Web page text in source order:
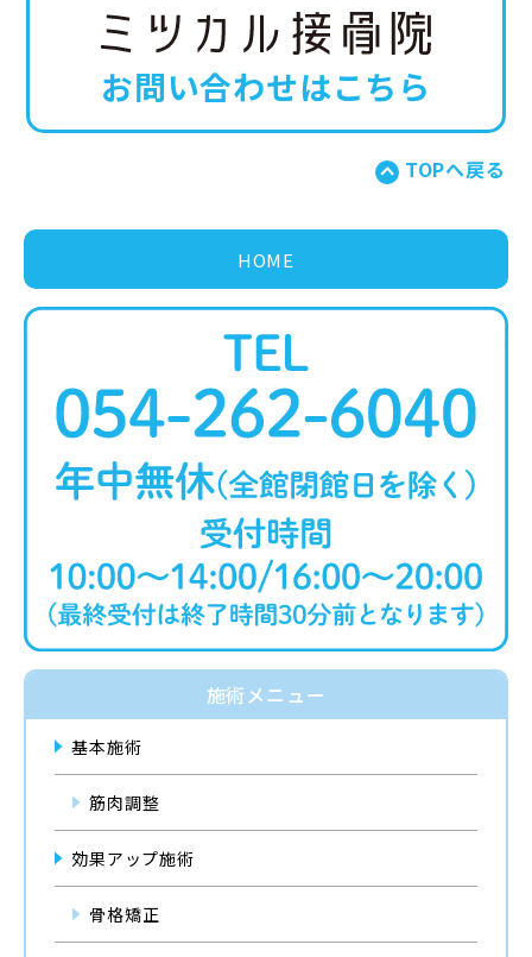
HOME
施術メニュー
基本施術
筋肉調整
効果アップ施術
骨格矯正
お問い合わせはこちら
TOPへ戻る